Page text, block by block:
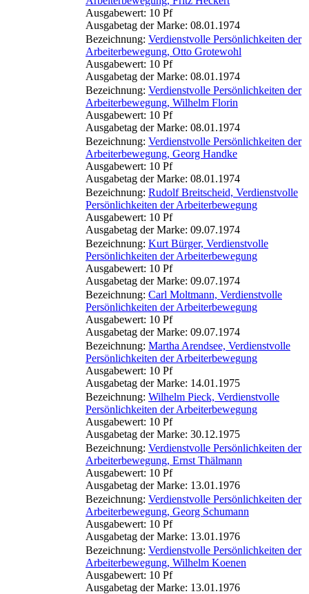
Ausgabewert: 10 Pf
Ausgabetag der Marke: 08.01.1974
Bezeichnung: Verdienstvolle Persönlichkeiten der
Arbeiterbewegung, Otto Grotewohl
Ausgabewert: 10 Pf
Ausgabetag der Marke: 08.01.1974
Bezeichnung: Verdienstvolle Persönlichkeiten der
Arbeiterbewegung, Wilhelm Florin
Ausgabewert: 10 Pf
Ausgabetag der Marke: 08.01.1974
Bezeichnung: Verdienstvolle Persönlichkeiten der
Arbeiterbewegung, Georg Handke
Ausgabewert: 10 Pf
Ausgabetag der Marke: 08.01.1974
Bezeichnung: Rudolf Breitscheid, Verdienstvolle
Persönlichkeiten der Arbeiterbewegung
Ausgabewert: 10 Pf
Ausgabetag der Marke: 09.07.1974
Bezeichnung: Kurt Bürger, Verdienstvolle
Persönlichkeiten der Arbeiterbewegung
Ausgabewert: 10 Pf
Ausgabetag der Marke: 09.07.1974
Bezeichnung: Carl Moltmann, Verdienstvolle
Persönlichkeiten der Arbeiterbewegung
Ausgabewert: 10 Pf
Ausgabetag der Marke: 09.07.1974
Bezeichnung: Martha Arendsee, Verdienstvolle
Persönlichkeiten der Arbeiterbewegung
Ausgabewert: 10 Pf
Ausgabetag der Marke: 14.01.1975
Bezeichnung: Wilhelm Pieck, Verdienstvolle
Persönlichkeiten der Arbeiterbewegung
Ausgabewert: 10 Pf
Ausgabetag der Marke: 30.12.1975
Bezeichnung: Verdienstvolle Persönlichkeiten der
Arbeiterbewegung, Ernst Thälmann
Ausgabewert: 10 Pf
Ausgabetag der Marke: 13.01.1976
Bezeichnung: Verdienstvolle Persönlichkeiten der
Arbeiterbewegung, Georg Schumann
Ausgabewert: 10 Pf
Ausgabetag der Marke: 13.01.1976
Bezeichnung: Verdienstvolle Persönlichkeiten der
Arbeiterbewegung, Wilhelm Koenen
Ausgabewert: 10 Pf
Ausgabetag der Marke: 13.01.1976